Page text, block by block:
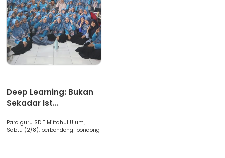
Deep Learning: Bukan
Sekadar Ist...
Para guru SDIT Miftahul Ulum,
Sabtu (2/8), berbondong-bondong
...